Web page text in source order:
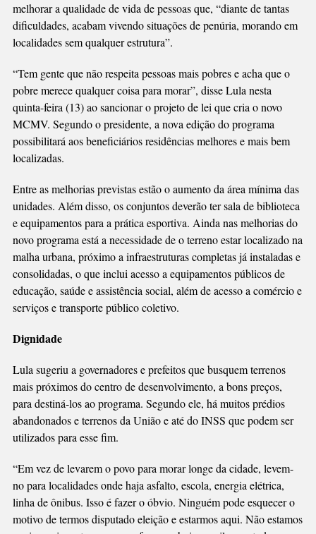
melhorar a qualidade de vida de pessoas que, “diante de tantas
dificuldades, acabam vivendo situações de penúria, morando em
localidades sem qualquer estrutura”.
“Tem gente que não respeita pessoas mais pobres e acha que o
pobre merece qualquer coisa para morar”, disse Lula nesta
quinta-feira (13) ao sancionar o projeto de lei que cria o novo
MCMV. Segundo o presidente, a nova edição do programa
possibilitará aos beneficiários residências melhores e mais bem
localizadas.
Entre as melhorias previstas estão o aumento da área mínima das
unidades. Além disso, os conjuntos deverão ter sala de biblioteca
e equipamentos para a prática esportiva. Ainda nas melhorias do
novo programa está a necessidade de o terreno estar localizado na
malha urbana, próximo a infraestruturas completas já instaladas e
consolidadas, o que inclui acesso a equipamentos públicos de
educação, saúde e assistência social, além de acesso a comércio e
serviços e transporte público coletivo.
Dignidade
Lula sugeriu a governadores e prefeitos que busquem terrenos
mais próximos do centro de desenvolvimento, a bons preços,
para destiná-los ao programa. Segundo ele, há muitos prédios
abandonados e terrenos da União e até do INSS que podem ser
utilizados para esse fim.
“Em vez de levarem o povo para morar longe da cidade, levem-
no para localidades onde haja asfalto, escola, energia elétrica,
linha de ônibus. Isso é fazer o óbvio. Ninguém pode esquecer o
motivo de termos disputado eleição e estarmos aqui. Não estamos